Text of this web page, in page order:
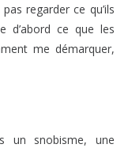
regarder ce qu’ils
d’abord ce que les
me démarquer,
un snobisme, une